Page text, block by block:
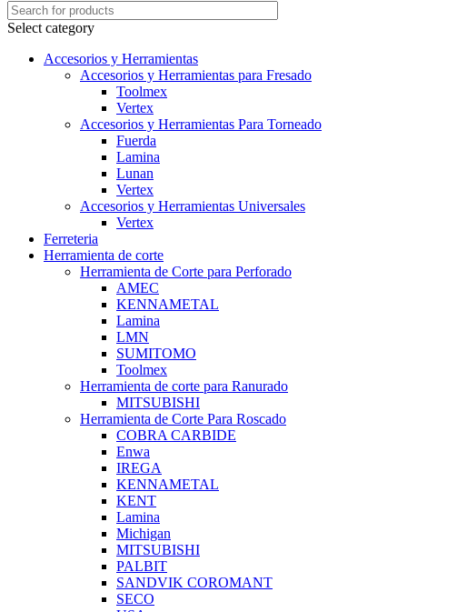
Select category
Accesorios y Herramientas
Accesorios y Herramientas para Fresado
Toolmex
Vertex
Accesorios y Herramientas Para Torneado
Fuerda
Lamina
Lunan
Vertex
Accesorios y Herramientas Universales
Vertex
Ferreteria
Herramienta de corte
Herramienta de Corte para Perforado
AMEC
KENNAMETAL
Lamina
LMN
SUMITOMO
Toolmex
Herramienta de corte para Ranurado
MITSUBISHI
Herramienta de Corte Para Roscado
COBRA CARBIDE
Enwa
IREGA
KENNAMETAL
KENT
Lamina
Michigan
MITSUBISHI
PALBIT
SANDVIK COROMANT
SECO